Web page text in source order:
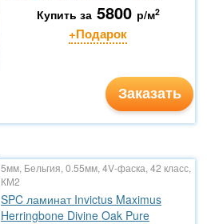
Купить за 5800 р/м2
+Подарок
Заказать
5мм, Бельгия, 0.55мм, 4V-фаска, 42 класс,
КМ2
SPC ламинат Invictus Maximus
Herringbone Divine Oak Pure